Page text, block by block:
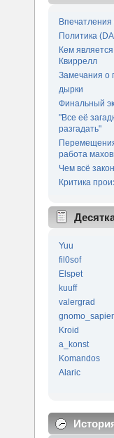
Впечатления
Политика
Кем
Квиррелл
Замечания о
дырки
Финальный
"Все её
разгадать"
работа
Чем всё
Критика
Yuu
fil0sof
Elspet
kuuff
valergrad
Kroid
a_konst
Komandos
Alaric